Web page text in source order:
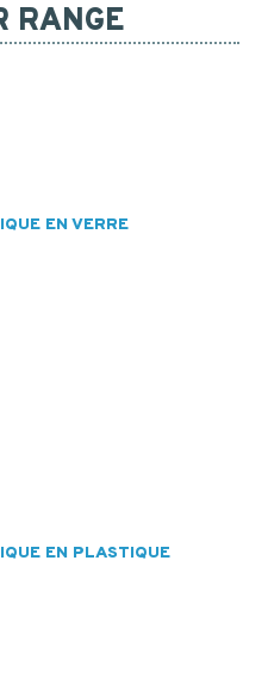
RANGE
EN VERRE
EN PLASTIQUE